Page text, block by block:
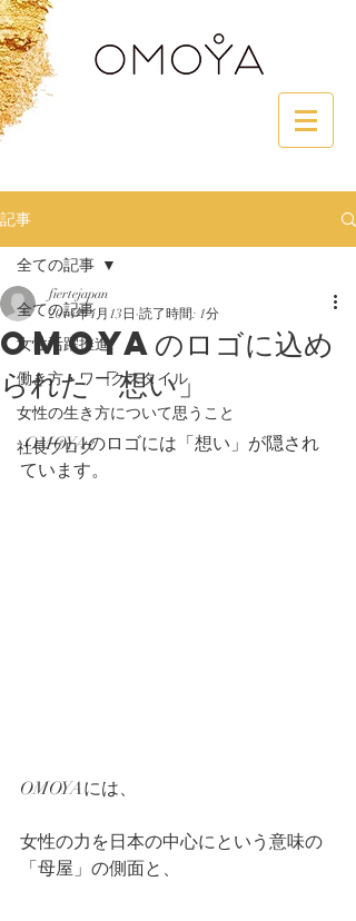
記事
全ての記事
女性活躍推進
働き方・ワークスタイル
女性の生き方について思うこと
社長ブログ
全ての記事
OMOYAのロゴに込め
られた「想い」
fiertejapan
2014年4月13日 読了時間: 1分
OMOYAのロゴには「想い」が隠され
ています。
OMOYAには、
女性の力を日本の中心にという意味の
「母屋」の側面と、